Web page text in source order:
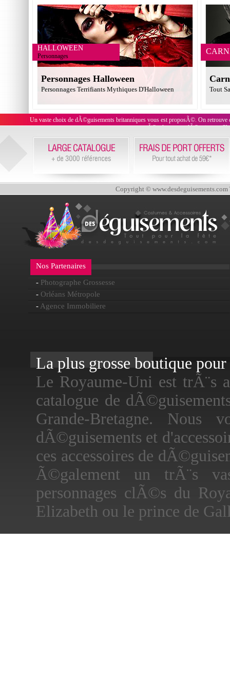
HALLOWEEN
Personnages
Personnages Halloween
Personnages Terrifiants Mythiques D'Halloween Tout
Un vaste choix de dÃ©guisements britanniques vous est proposÃ©. On
on peut Ã©galement se dÃ©guiser en
Copyright © www.desdeguisements.com
Nos Partenaires
- Photographe Grossesse
- Orléans Métropole
- Agence Immobiliere
La plus grosse boutique
Le Royaume-Uni est trÃ¨s
catalogue de
Grande-Bretagne. Nous
dÃ©guisements et
ces accessoires de
Ã©galement un trÃ¨s
personnages clÃ©s du
Elizabeth ou le prince de